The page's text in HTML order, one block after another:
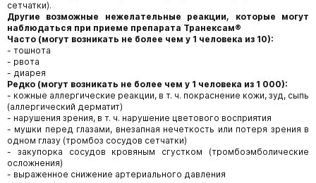
сетчатки).
Другие возможные нежелательные реакции, которые могут
наблюдаться при приеме препарата Транексам®
Часто (могут возникать не более чем у 1 человека из 10):
- тошнота
- рвота
- диарея
Редко (могут возникать не более чем у 1 человека из 1 000):
- кожные аллергические реакции, в т. ч. покраснение кожи, зуд, сыпь
(аллергический дерматит)
- нарушения зрения, в т. ч. нарушение цветового восприятия
- мушки перед глазами, внезапная нечеткость или потеря зрения в
одном глазу (тромбоз сосудов сетчатки)
- закупорка сосудов кровяным сгустком (тромбоэмболические
осложнения)
- выраженное снижение артериального давления